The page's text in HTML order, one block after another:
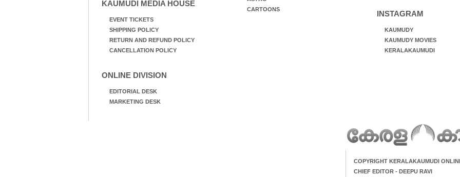
KAUMUDI MEDIA HOUSE
EVENT TICKETS
SHIPPING POLICY
RETURN AND REFUND POLICY
CANCELLATION POLICY
ONLINE DIVISION
EDITORIAL DESK
MARKETING DESK
CARTOONS
INSTAGRAM
KAUMUDY
KAUMUDY MOVIES
KERALAKAUMUDI
COPYRIGHT KERALAKAUMUDI
CHIEF EDITOR - DEEPU RAVI